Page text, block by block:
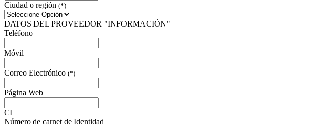
Ciudad o región (*)
DATOS DEL PROVEEDOR "INFORMACIÓN"
Teléfono
Móvil
Correo Electrónico (*)
Página Web
CI
Número de carnet de Identidad